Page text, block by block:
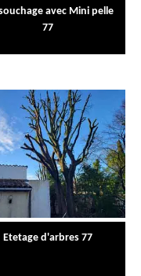
avec Mini pelle
77
Etetage d'arbres 77